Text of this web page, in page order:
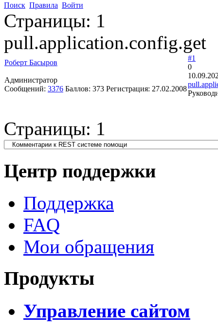
Поиск Правила Войти
Страницы: 1
pull.application.config.get
Роберт Басыров
Администратор
Сообщений: 3376 Баллов: 373 Регистрация: 27.02.2008
#1
0
Страницы: 1
Центр поддержки
Поддержка
FAQ
Мои обращения
Продукты
Управление сайтом